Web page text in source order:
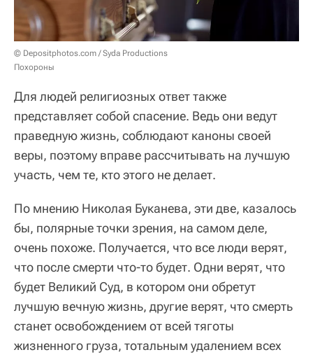
© Depositphotos.com / Syda Productions
Похороны
Для людей религиозных ответ также
представляет собой спасение. Ведь они ведут
праведную жизнь, соблюдают каноны своей
веры, поэтому вправе рассчитывать на лучшую
участь, чем те, кто этого не делает.
По мнению Николая Буканева, эти две, казалось
бы, полярные точки зрения, на самом деле,
очень похоже. Получается, что все люди верят,
что после смерти что-то будет. Одни верят, что
будет Великий Суд, в котором они обретут
лучшую вечную жизнь, другие верят, что смерть
станет освобождением от всей тяготы
жизненного груза, тотальным удалением всех